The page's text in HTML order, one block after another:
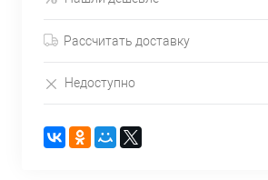
Рассчитать доставку
Недоступно